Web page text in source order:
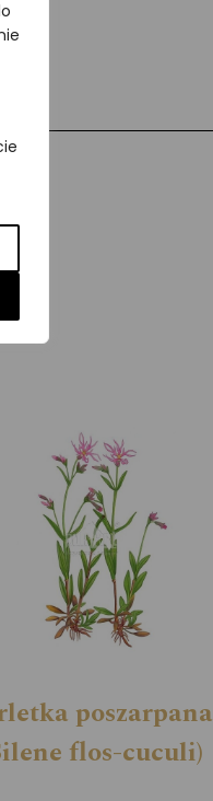
zł
poszarpana
flos-cuculi)